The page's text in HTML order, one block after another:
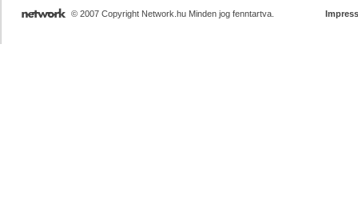
© 2007 Copyright Network.hu Minden jog fenntartva.